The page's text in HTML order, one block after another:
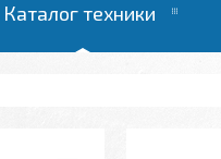
Каталог техники